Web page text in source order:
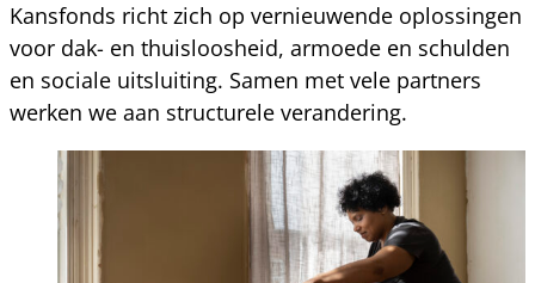
Kansfonds richt zich op vernieuwende oplossingen
voor dak- en thuisloosheid, armoede en schulden
en sociale uitsluiting. Samen met vele partners
werken we aan structurele verandering.